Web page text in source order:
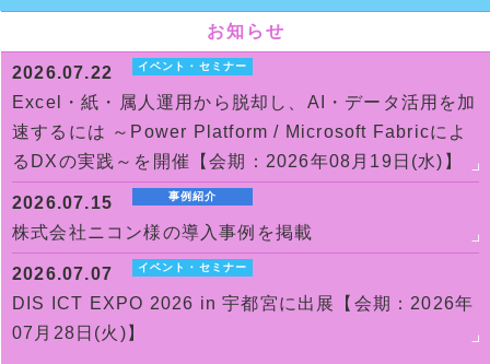
お知らせ
2026.07.22 イベント・セミナー
Excel・紙・属人運用から脱却し、AI・データ活用を加
速するには ～Power Platform / Microsoft Fabricによ
るDXの実践～を開催【会期：2026年08月19日(水)】
2026.07.15 事例紹介
株式会社ニコン様の導入事例を掲載
2026.07.07 イベント・セミナー
DIS ICT EXPO 2026 in 宇都宮に出展【会期：2026年
07月28日(火)】